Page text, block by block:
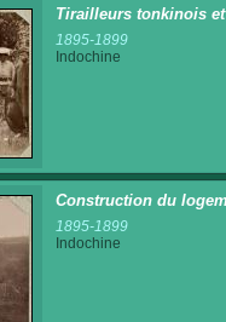
Tirailleurs tonkinois
1895-1899
Indochine
Construction du
1895-1899
Indochine